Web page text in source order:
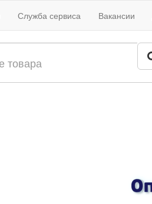
Служба сервиса Вакансии